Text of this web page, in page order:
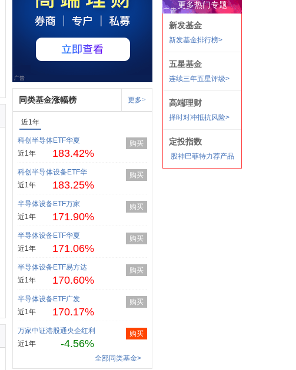
同类基金涨幅榜 更多>
近1年
科创半导体ETF华夏
近1年
183.42%
购买
科创半导体设备ETF华
近1年
183.25%
购买
半导体设备ETF万家
近1年
171.90%
购买
半导体设备ETF华夏
近1年
171.06%
购买
半导体设备ETF易方达
近1年
170.60%
购买
半导体设备ETF广发
近1年
170.17%
购买
万家中证港股通央企红利
近1年
-4.56%
购买
全部同类基金>